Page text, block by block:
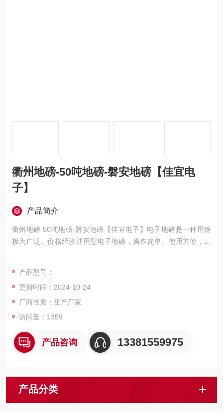
衢州地磅-50吨地磅-磐安地磅【佳宜电
子】
产品简介
衢州地磅-50吨地磅-磐安地磅【佳宜电子】电子地磅是一种用途
极为广泛、价格经济通用型电子地磅，操作简单、使用方便，适
用于工厂、车站、港口、仓库、矿山，石油化工、及各类大宗货
产品型号：
更新时间：2024-10-24
厂商性质：生产厂家
访问量：1359
产品咨询 13381559975
产品分类